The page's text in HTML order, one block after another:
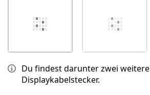
Du findest darunter zwei weitere
Displaykabelstecker.